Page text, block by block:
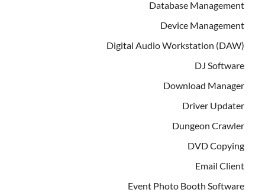
Database Management
Device Management
Digital Audio Workstation (DAW)
DJ Software
Download Manager
Driver Updater
Dungeon Crawler
DVD Copying
Email Client
Event Photo Booth Software